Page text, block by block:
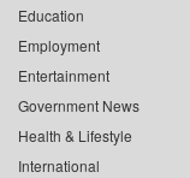
Education
Employment
Entertainment
Government News
Health & Lifestyle
International